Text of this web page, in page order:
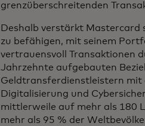
grenzüberschreitenden
Deshalb verstärkt Mastercard
zu befähigen, mit seinem
vertrauensvoll Transaktionen
Jahrzehnte aufgebauten
Geldtransferdienstleistern mit
Digitalisierung und
mittlerweile auf mehr als 180
mehr als 95 % der